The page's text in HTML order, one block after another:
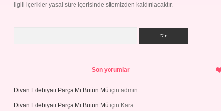
ilgili içerikler yasal süre içerisinde sitemizden kaldırılacaktır.
Son yorumlar
Divan Edebiyatı Parça Mı Bütün Mü için admin
Divan Edebiyatı Parça Mı Bütün Mü için Kara